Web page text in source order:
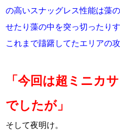
の高いスナッグレス性能は藻
せたり藻の中を突っ切ったり
これまで躊躇してたエリアの
「今回は超ミニカ
でしたが」
そして夜明け。